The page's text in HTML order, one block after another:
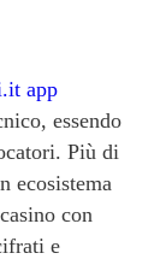
app
essendo
Più di
ecosistema
con
e